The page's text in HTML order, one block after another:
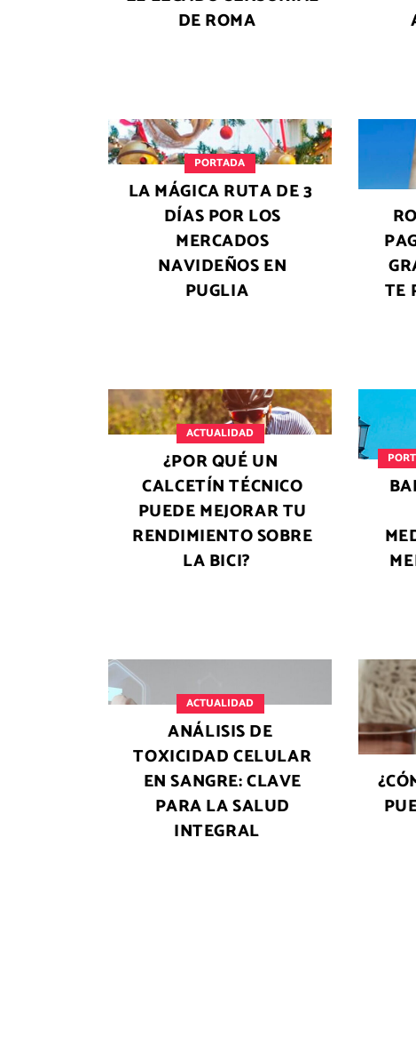
DE ROMA
PORTADA
LA MÁGICA RUTA DE 3
DÍAS POR LOS
MERCADOS
NAVIDEÑOS EN
PUGLIA
TE
ACTUALIDAD
¿POR QUÉ UN
CALCETÍN TÉCNICO
PUEDE MEJORAR TU
RENDIMIENTO SOBRE
LA BICI?
ACTUALIDAD
ANÁLISIS DE
TOXICIDAD CELULAR
EN SANGRE: CLAVE
PARA LA SALUD
INTEGRAL